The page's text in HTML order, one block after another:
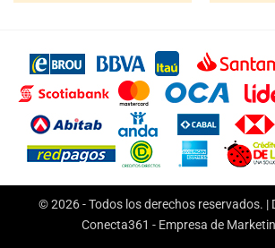
© 2026 - Todos los derechos reservados. |
Conecta361 - Empresa de